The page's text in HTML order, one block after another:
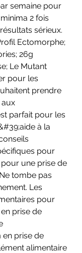
semaine pour
2 fois
sérieux.
Ectomorphe;
26g
Le Mutant
pour les
prendre
parfait pour les
à la
pour
une prise de
tombe pas
Les
pour
prise de
en prise de
alimentaire